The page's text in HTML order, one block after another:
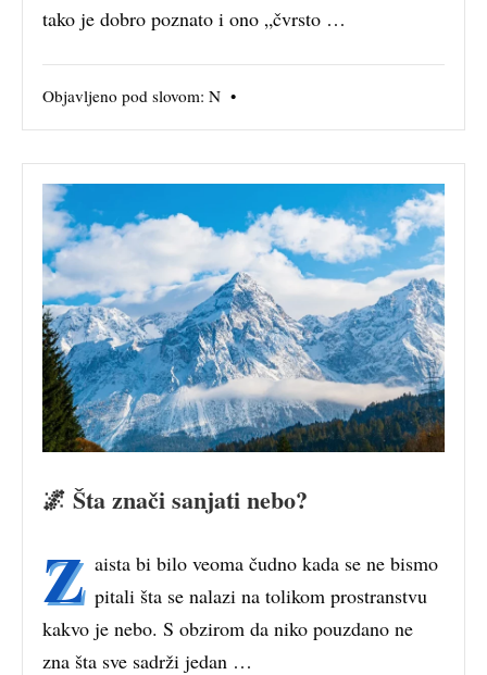
tako je dobro poznato i ono „čvrsto …
Objavljeno pod slovom: N •
🌌 Šta znači sanjati nebo?
Z aista bi bilo veoma čudno kada se ne bismo
pitali šta se nalazi na tolikom prostranstvu
kakvo je nebo. S obzirom da niko pouzdano ne
zna šta sve sadrži jedan …